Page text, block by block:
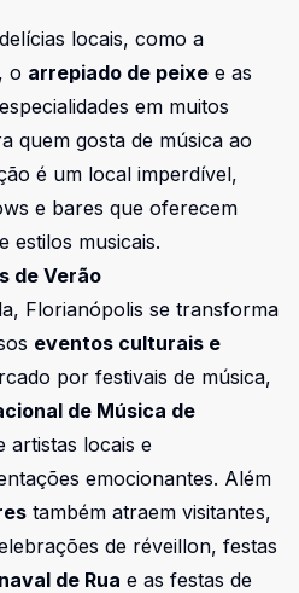
locais, como a
, o arrepiado de peixe e as
em muitos
quem gosta de música ao
é um local imperdível,
e bares que oferecem
estilos musicais.
de Verão
Florianópolis se transforma
eventos culturais e
por festivais de música,
de Música de
artistas locais e
emocionantes. Além
também atraem visitantes,
de réveillon, festas
de Rua e as festas de